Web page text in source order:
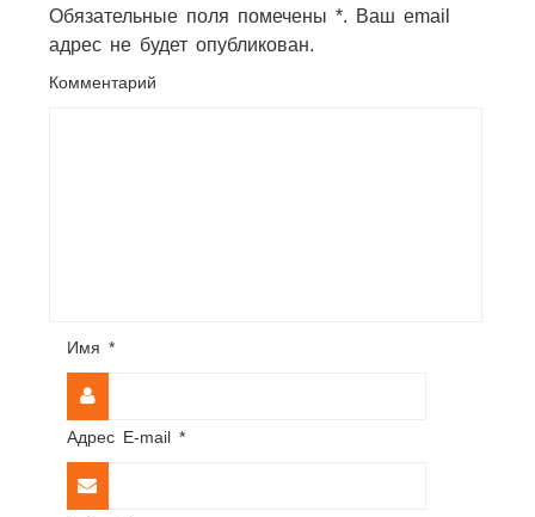
Обязательные поля помечены *. Ваш email
адрес не будет опубликован.
Комментарий
Имя *
Адрес E-mail *